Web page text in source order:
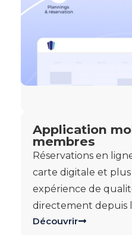
Application
membres
Réservations en
carte digitale et
expérience de
directement depuis
Découvrir